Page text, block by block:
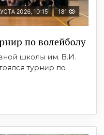
2026, 10:15 181
по волейболу
школы им. В.И.
турнир по